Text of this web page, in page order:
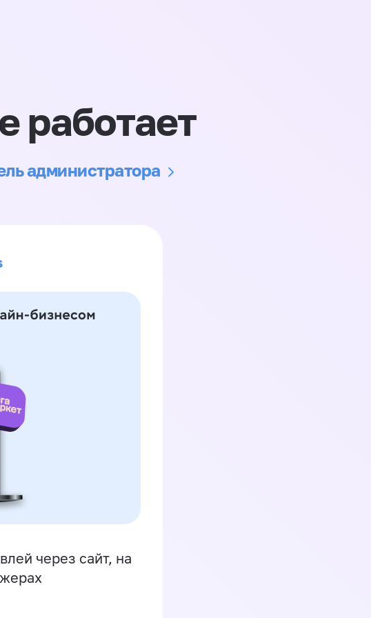
работает
администратора
через сайт, на